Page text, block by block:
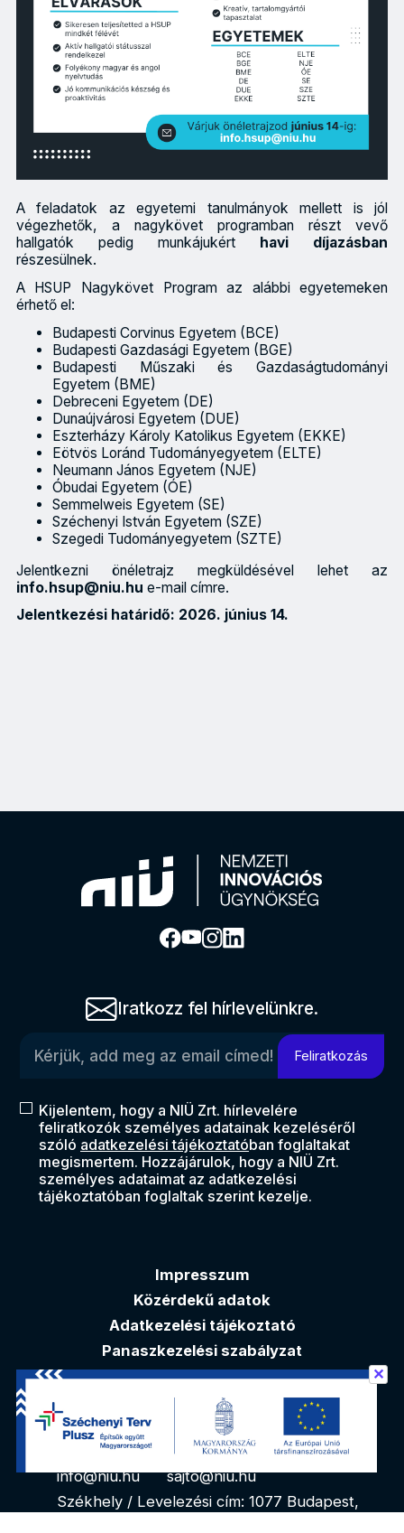
A feladatok az egyetemi tanulmányok mellett is jól
végezhetők, a nagykövet programban részt vevő
hallgatók pedig munkájukért
havi díjazásban
részesülnek.
A HSUP Nagykövet Program az alábbi egyetemeken
érhető el:
Budapesti Corvinus Egyetem (BCE)
Budapesti Gazdasági Egyetem (BGE)
Budapesti Műszaki és Gazdaságtudományi
Egyetem (BME)
Debreceni Egyetem (DE)
Dunaújvárosi Egyetem (DUE)
Eszterházy Károly Katolikus Egyetem (EKKE)
Eötvös Loránd Tudományegyetem (ELTE)
Neumann János Egyetem (NJE)
Óbudai Egyetem (ÓE)
Semmelweis Egyetem (SE)
Széchenyi István Egyetem (SZE)
Szegedi Tudományegyetem (SZTE)
Jelentkezni önéletrajz megküldésével lehet az
info.hsup@niu.hu e-mail címre.
Jelentkezési határidő: 2026. június 14.
Iratkozz fel hírlevelünkre.
Feliratkozás
Kijelentem, hogy a NIÜ Zrt. hírlevelére
feliratkozók személyes adatainak kezeléséről
szóló adatkezelési tájékoztatóban foglaltakat
megismertem. Hozzájárulok, hogy a NIÜ Zrt.
személyes adataimat az adatkezelési
tájékoztatóban foglaltak szerint kezelje.
Impresszum
Közérdekű adatok
Adatkezelési tájékoztató
Panaszkezelési szabályzat
Akadálymentesítési nyilatkozat
Elérhetőségek
info@niu.hu
sajto@niu.hu
Székhely / Levelezési cím: 1077 Budapest,
✕